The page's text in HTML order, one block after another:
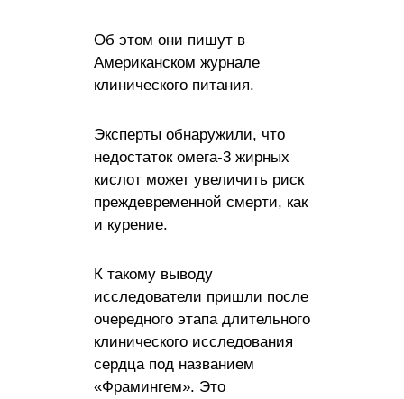
Об этом они пишут в
Американском журнале
клинического питания.
Эксперты обнаружили, что
недостаток омега-3 жирных
кислот может увеличить риск
преждевременной смерти, как
и курение.
К такому выводу
исследователи пришли после
очередного этапа длительного
клинического исследования
сердца под названием
«Фрамингем». Это